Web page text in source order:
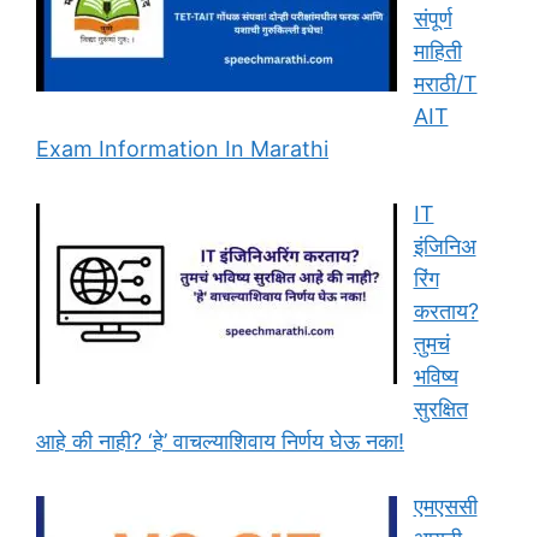
संपूर्ण
माहिती
मराठी/T
AIT
Exam Information In Marathi
IT
इंजिनिअ
रिंग
करताय?
तुमचं
भविष्य
सुरक्षित
आहे की नाही? ‘हे’ वाचल्याशिवाय निर्णय घेऊ नका!
एमएससी